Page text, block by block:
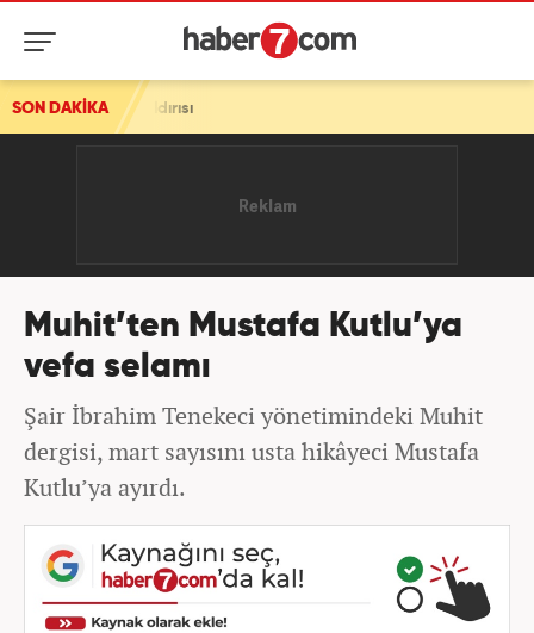
SON DAKİKA
Muhit’ten Mustafa Kutlu’ya
vefa selamı
Şair İbrahim Tenekeci yönetimindeki Muhit
dergisi, mart sayısını usta hikâyeci Mustafa
Kutlu’ya ayırdı.